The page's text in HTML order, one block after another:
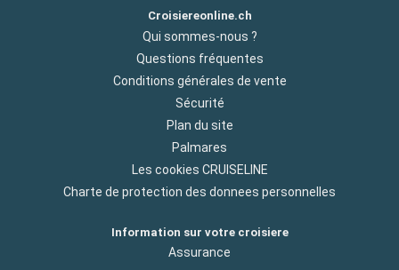
Croisiereonline.ch
Qui sommes-nous ?
Questions fréquentes
Conditions générales de vente
Sécurité
Plan du site
Palmares
Les cookies CRUISELINE
Charte de protection des donnees personnelles
Information sur votre croisiere
Assurance